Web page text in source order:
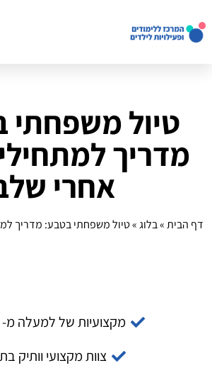
טיול משפחתי
מדריך
אחרי
דף הבית»בלוג»טיול משפחתי בטבע: מדריך
מקצועיות של למעלה מ- 14
צוות מקצועי וותיק